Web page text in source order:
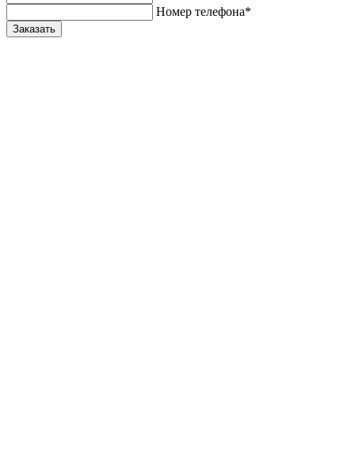
Номер телефона*